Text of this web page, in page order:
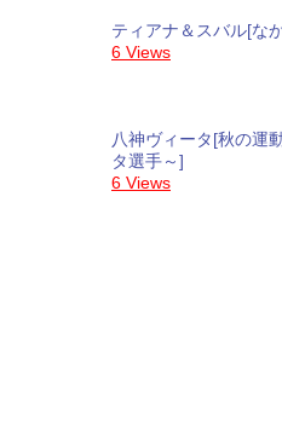
ティアナ＆スバル[な
6 Views
八神ヴィータ[秋の運
タ選手～]
6 Views